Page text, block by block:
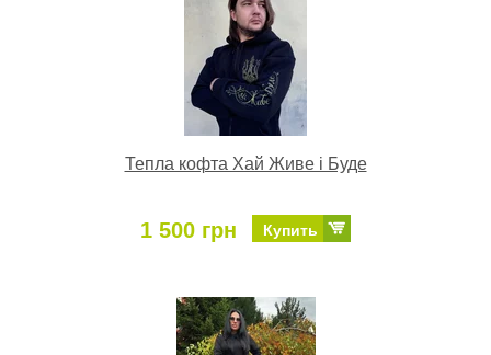
Тепла кофта Хай Живе і Буде
1 500 грн Купить